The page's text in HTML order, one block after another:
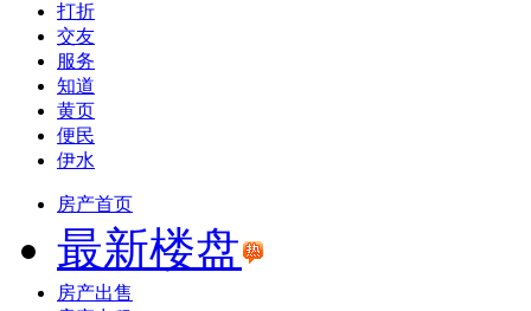
打折
交友
服务
知道
黄页
便民
伊水
房产首页
最新楼盘
房产出售